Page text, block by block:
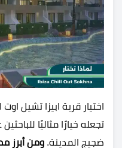
اختيار قرية ابيزا تشيل
تجعله خيارًا مثاليًا
ضجيج المدينة. ومن أبرز